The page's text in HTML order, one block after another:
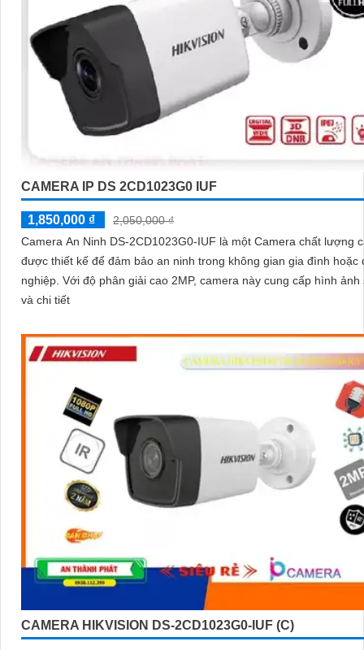
CAMERA IP DS 2CD1023G0 IUF
1,850,000 ₫
2,050,000 ₫
Camera An Ninh DS-2CD1023G0-IUF là một Camera chất lượng
được thiết kế để đảm bảo an ninh trong không gian gia đình hoặc
nghiệp. Với độ phân giải cao 2MP, camera này cung cấp hình ảnh sắc nét
và chi tiết
CAMERA HIKVISION DS-2CD1023G0-IUF (C)